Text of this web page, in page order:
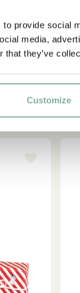
provide social
media,
that they’ve
Customize